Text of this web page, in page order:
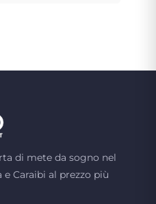
di mete da sogno nel
Caraibi al prezzo più